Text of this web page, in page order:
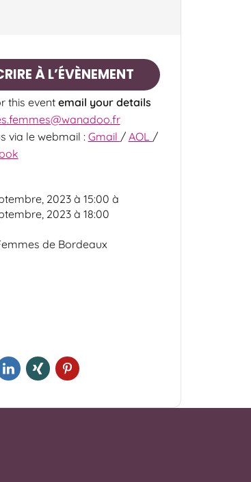
À L’ÉVÈNEMENT
this eventemail your details
via le webmail : Gmail / AOL /
2023 à 15:00 à
2023 à 18:00
de Bordeaux